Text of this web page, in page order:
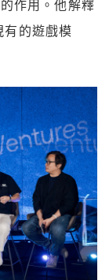
作用。他解釋
的遊戲模